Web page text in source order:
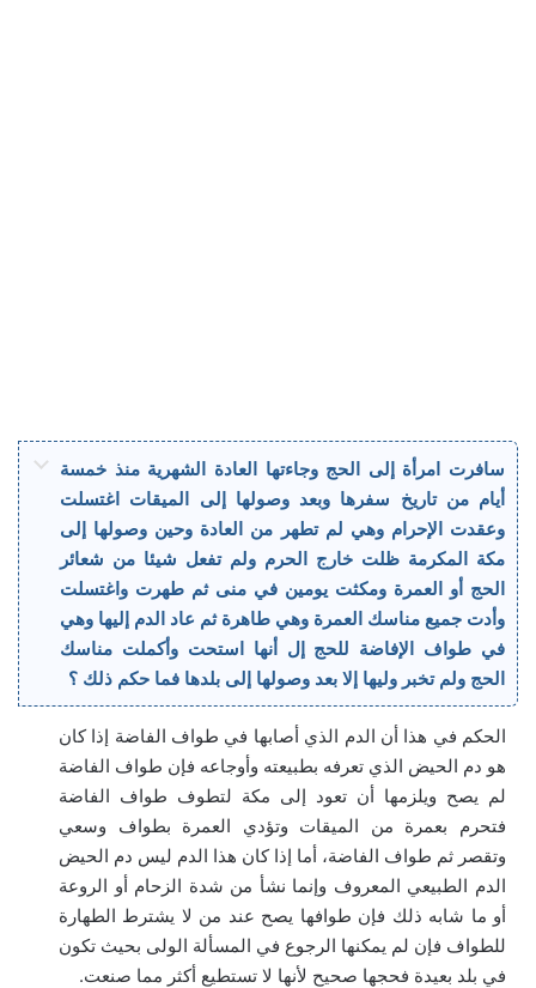
سافرت امرأة إلى الحج وجاءتها العادة الشهرية منذ خمسة
أيام من تاريخ سفرها وبعد وصولها إلى الميقات اغتسلت
وعقدت الإحرام وهي لم تطهر من العادة وحين وصولها إلى
مكة المكرمة ظلت خارج الحرم ولم تفعل شيئا من شعائر
الحج أو العمرة ومكثت يومين في منى ثم طهرت واغتسلت
وأدت جميع مناسك العمرة وهي طاهرة ثم عاد الدم إليها وهي
في طواف الإفاضة للحج إل أنها استحت وأكملت مناسك
الحج ولم تخبر وليها إلا بعد وصولها إلى بلدها فما حكم ذلك ؟
الحكم في هذا أن الدم الذي أصابها في طواف الفاضة إذا كان
هو دم الحيض الذي تعرفه بطبيعته وأوجاعه فإن طواف الفاضة
لم يصح ويلزمها أن تعود إلى مكة لتطوف طواف الفاضة
فتحرم بعمرة من الميقات وتؤدي العمرة بطواف وسعي
وتقصر ثم طواف الفاضة، أما إذا كان هذا الدم ليس دم الحيض
الدم الطبيعي المعروف وإنما نشأ من شدة الزحام أو الروعة
أو ما شابه ذلك فإن طوافها يصح عند من لا يشترط الطهارة
للطواف فإن لم يمكنها الرجوع في المسألة الولى بحيث تكون
في بلد بعيدة فحجها صحيح لأنها لا تستطيع أكثر مما صنعت.